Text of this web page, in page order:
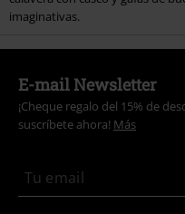
imaginativas.
E-mail Newsletter
¡Cheque regalo del 15% de
suscríbete ahora! Más